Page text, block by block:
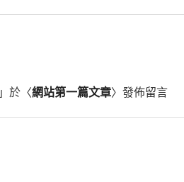
」於〈網站第一篇文章〉發佈留言